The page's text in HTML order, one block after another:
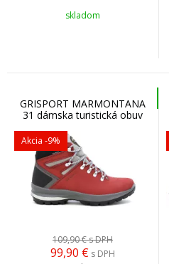
skladom
GRISPORT MARMONTANA
31 dámska turistická obuv
Akcia -9%
109,90 €s DPH
99,90 € s DPH